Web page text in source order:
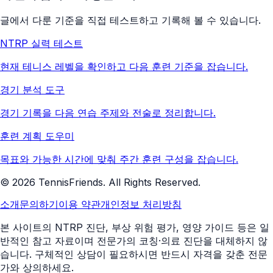
글에서 다룬 기준을 직접 테스트하고 기록해 볼 수 있습니다.
NTRP 실력 테스트
현재 테니스 레벨을 확인하고 다음 훈련 기준을 잡습니다.
경기 분석 도구
경기 기록을 다음 연습 주제와 전술로 정리합니다.
훈련 계획 도우미
목표와 가능한 시간에 맞춰 주간 훈련 구성을 잡습니다.
© 2026 TennisFriends. All Rights Reserved.
소개문의하기이용 약관개인정보 처리방침
본 사이트의 NTRP 진단, 부상 위험 평가, 영양 가이드 등은 일
반적인 참고 자료이며 전문가의 코칭·의료 진단을 대체하지 않
습니다. 구체적인 상담이 필요하시면 반드시 자격을 갖춘 전문
가와 상의하세요.